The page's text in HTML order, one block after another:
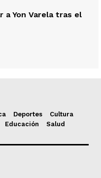
a Yon Varela tras el
Deportes
Cultura
Educación
Salud